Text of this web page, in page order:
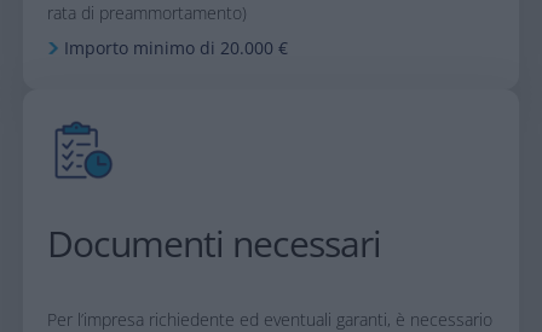
rata di preammortamento)​
Importo minimo di 20.000 €
Documenti necessari
Per l’impresa richiedente ed eventuali garanti, è necessario